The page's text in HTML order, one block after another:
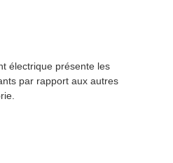
électrique présente les
par rapport aux autres